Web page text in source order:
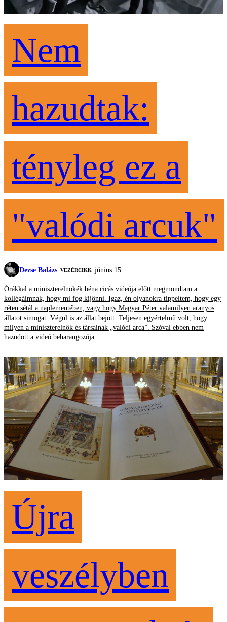
Nem
hazudtak:
tényleg ez a
"valódi arcuk"
Dezse Balázs VEZÉRCIKK június 15.
Órákkal a miniszterelnökék béna cicás videója előtt megmondtam a
kollégáimnak, hogy mi fog kijönni. Igaz, én olyanokra tippeltem, hogy egy
réten sétál a naplementében, vagy hogy Magyar Péter valamilyen aranyos
állatot simogat. Végül is az állat bejött. Teljesen egyértelmű volt, hogy
milyen a miniszterelnök és társainak „valódi arca”. Szóval ebben nem
hazudott a videó beharangozója.
Újra
veszélyben